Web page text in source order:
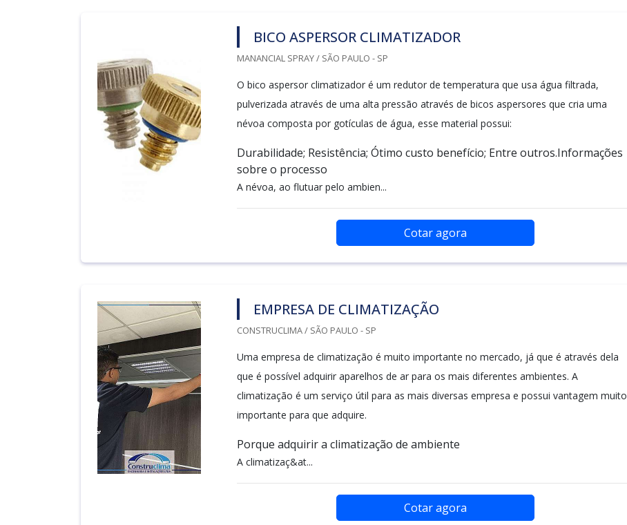
BICO ASPERSOR CLIMATIZADOR
MANANCIAL SPRAY / SÃO PAULO - SP
O bico aspersor climatizador é um redutor de temperatura que usa água filtrada,
pulverizada através de uma alta pressão através de bicos aspersores que cria uma
névoa composta por gotículas de água, esse material possui:
Durabilidade; Resistência; Ótimo custo benefício; Entre outros.Informações
sobre o processo
A névoa, ao flutuar pelo ambien...
Cotar agora
EMPRESA DE CLIMATIZAÇÃO
CONSTRUCLIMA / SÃO PAULO - SP
Uma empresa de climatização é muito importante no mercado, já que é através dela
que é possível adquirir aparelhos de ar para os mais diferentes ambientes. A
climatização é um serviço útil para as mais diversas empresa e possui vantagem muito
importante para que adquire.
Porque adquirir a climatização de ambiente
A climatizaç&at...
Cotar agora